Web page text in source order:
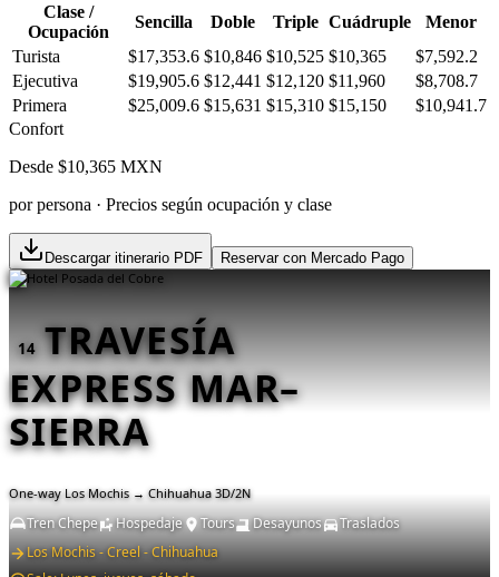
Clase /
Ocupación
Sencilla Doble Triple Cuádruple
Menor
Turista
$17,353.6 $10,846 $10,525 $10,365
$7,592.2
Ejecutiva
$19,905.6 $12,441 $12,120 $11,960
$8,708.7
Primera
$25,009.6 $15,631 $15,310 $15,150
$10,941.7
Confort
Desde $10,365 MXN
por persona · Precios según ocupación y clase
Descargar itinerario PDF Reservar con Mercado Pago
14 TRAVESÍA
EXPRESS MAR–
SIERRA
One-way Los Mochis → Chihuahua 3D/2N
Tren Chepe Hospedaje Tours Desayunos
Traslados
Los Mochis - Creel - Chihuahua